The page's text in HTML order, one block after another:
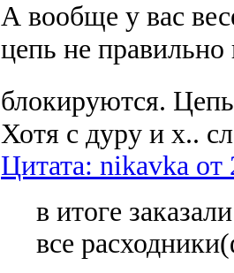
А вообще у вас
цепь не
блокируются.
Хотя с дуру и х..
Цитата: nikavka
в итоге
все